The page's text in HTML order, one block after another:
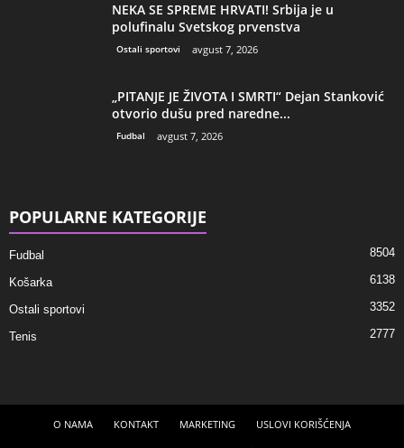
NEKA SE SPREME HRVATI! Srbija je u
polufinalu Svetskog prvenstva
Ostali sportovi avgust 7, 2026
„PITANJE JE ŽIVOTA I SMRTI“ Dejan Stanković
otvorio dušu pred naredne...
Fudbal avgust 7, 2026
POPULARNE KATEGORIJE
Fudbal 8504
Košarka 6138
Ostali sportovi 3352
Tenis 2777
O NAMA KONTAKT MARKETING
USLOVI KORIŠĆENJA